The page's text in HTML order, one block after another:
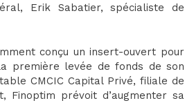
Erik Sabatier, spécialiste de
conçu un insert-ouvert pour
première levée de fonds de son
CMCIC Capital Privé, filiale de
Finoptim prévoit d’augmenter sa